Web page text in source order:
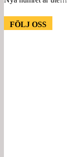
FÖLJ OSS